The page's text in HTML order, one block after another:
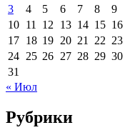
3
4 5 6 7 8
9
10 11 12 13 14 15 16
17 18 19 20 21 22 23
24 25 26 27 28 29 30
31
« Июл
Рубрики